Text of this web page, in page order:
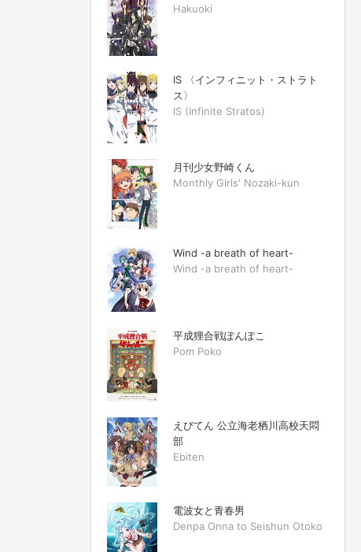
Hakuoki
IS 〈インフィニット・ストラト
ス〉
IS (Infinite Stratos)
月刊少女野崎くん
Monthly Girls' Nozaki-kun
Wind -a breath of heart-
Wind -a breath of heart-
平成狸合戦ぽんぽこ
Pom Poko
えびてん 公立海老栖川高校天悶
部
Ebiten
電波女と青春男
Denpa Onna to Seishun Otoko